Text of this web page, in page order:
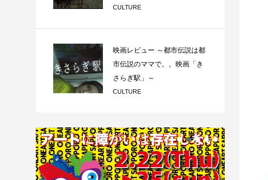
CULTURE
映画レビュー ～都市伝説は都
市伝説のママで。。映画「き
さらぎ駅」～
CULTURE